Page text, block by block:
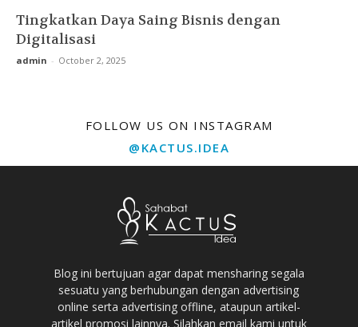
Tingkatkan Daya Saing Bisnis dengan
Digitalisasi
admin - October 2, 2025
FOLLOW US ON INSTAGRAM
@KACTUS.IDEA
Blog ini bertujuan agar dapat mensharing segala
sesuatu yang berhubungan dengan advertising
online serta advertising offline, ataupun artikel-
artikel promosi lainnya. Silahkan email kami untuk